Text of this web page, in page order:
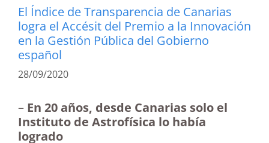
El Índice de Transparencia de Canarias
logra el Accésit del Premio a la Innovación
en la Gestión Pública del Gobierno
español
28/09/2020
– En 20 años, desde Canarias solo el
Instituto de Astrofísica lo había
logrado